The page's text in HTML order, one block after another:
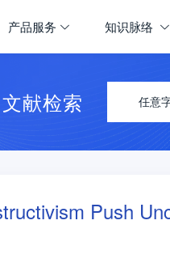
产品服务 知识脉络
文献检索 任意
Push